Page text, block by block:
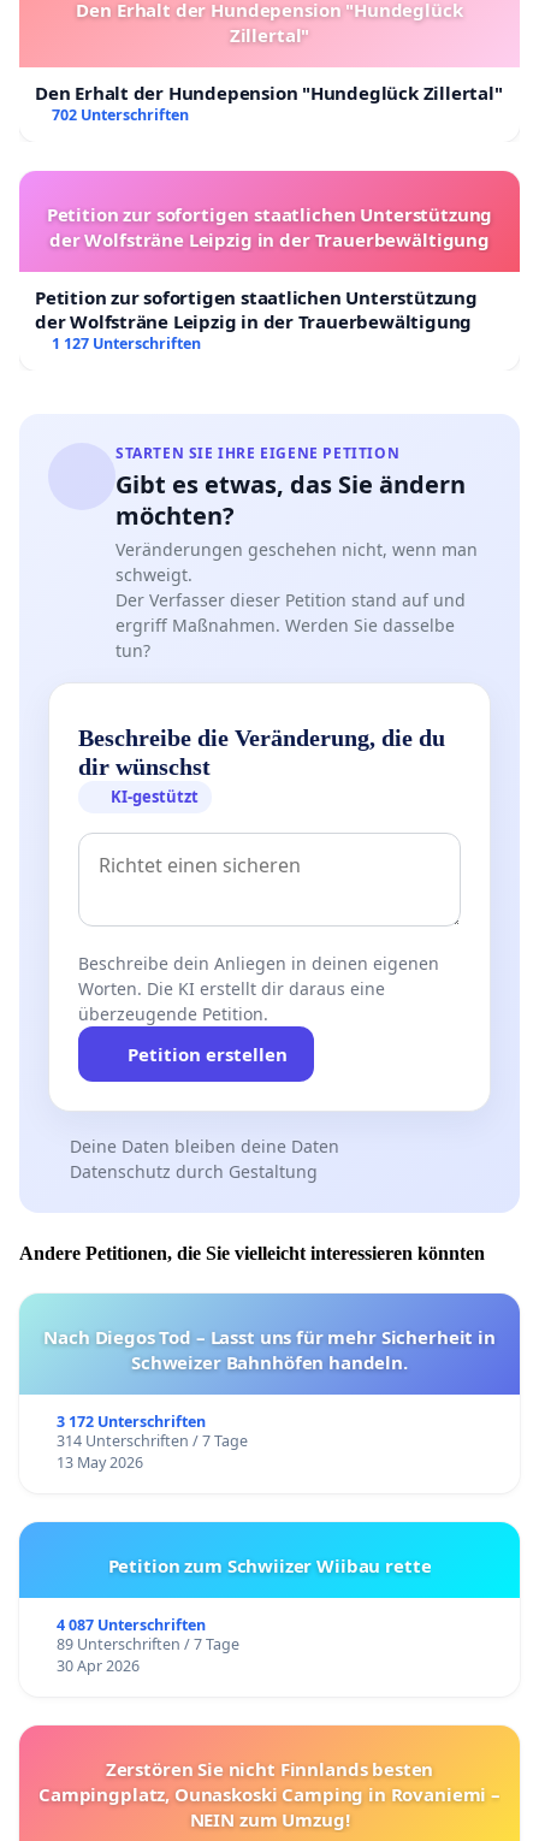
Den Erhalt der Hundepension "Hundeglück
Zillertal"
Den Erhalt der Hundepension "Hundeglück Zillertal"
702 Unterschriften
Petition zur sofortigen staatlichen Unterstützung
der Wolfsträne Leipzig in der Trauerbewältigung
Petition zur sofortigen staatlichen Unterstützung
der Wolfsträne Leipzig in der Trauerbewältigung
1 127 Unterschriften
STARTEN SIE IHRE EIGENE PETITION
Gibt es etwas, das Sie ändern
möchten?
Veränderungen geschehen nicht, wenn man
schweigt.
Der Verfasser dieser Petition stand auf und
ergriff Maßnahmen. Werden Sie dasselbe
tun?
Beschreibe die Veränderung, die du
dir wünschst
KI-gestützt
Beschreibe dein Anliegen in deinen eigenen
Worten. Die KI erstellt dir daraus eine
überzeugende Petition.
Petition erstellen
Deine Daten bleiben deine Daten
Datenschutz durch Gestaltung
Andere Petitionen, die Sie vielleicht interessieren könnten
Nach Diegos Tod – Lasst uns für mehr Sicherheit in
Schweizer Bahnhöfen handeln.
3 172 Unterschriften
314 Unterschriften / 7 Tage
13 May 2026
Petition zum Schwiizer Wiibau rette
4 087 Unterschriften
89 Unterschriften / 7 Tage
30 Apr 2026
Zerstören Sie nicht Finnlands besten
Campingplatz, Ounaskoski Camping in Rovaniemi –
NEIN zum Umzug!